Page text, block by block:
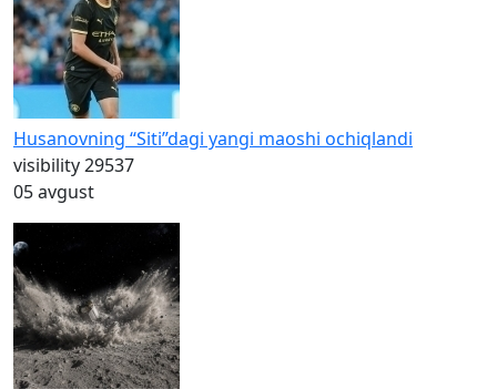
Husanovning “Siti”dagi yangi maoshi ochiqlandi
visibility29537
05 avgust